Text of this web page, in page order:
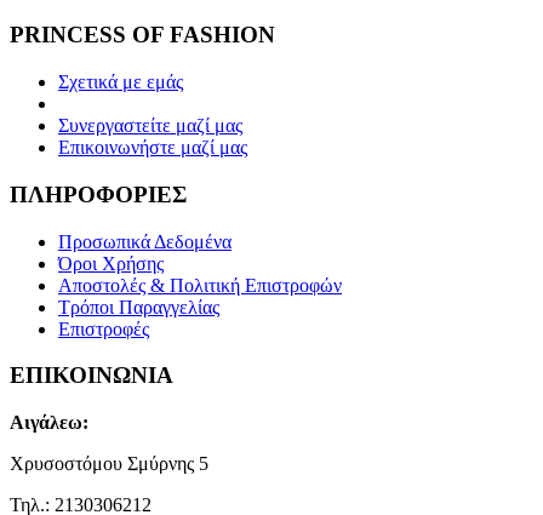
PRINCESS OF FASHION
Σχετικά με εμάς
Συνεργαστείτε μαζί μας
Επικοινωνήστε μαζί μας
ΠΛΗΡΟΦΟΡΙΕΣ
Προσωπικά Δεδομένα
Όροι Χρήσης
Αποστολές & Πολιτική Επιστροφών
Τρόποι Παραγγελίας
Επιστροφές
ΕΠΙΚΟΙΝΩΝΙΑ
Αιγάλεω:
Χρυσοστόμου Σμύρνης 5
Τηλ.: 2130306212